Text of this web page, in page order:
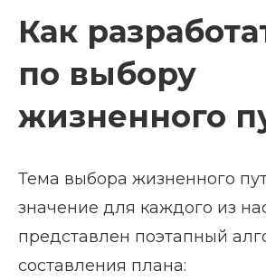
Как
по выбору
жизненного
Тема выбора жизненного
значение для каждого из
представлен поэтапный
составления плана: